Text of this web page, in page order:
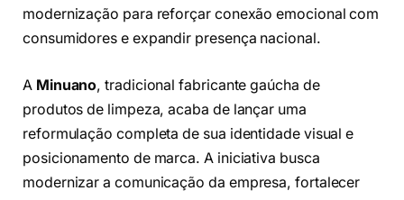
modernização para reforçar conexão emocional com
consumidores e expandir presença nacional.
A Minuano, tradicional fabricante gaúcha de
produtos de limpeza, acaba de lançar uma
reformulação completa de sua identidade visual e
posicionamento de marca. A iniciativa busca
modernizar a comunicação da empresa, fortalecer